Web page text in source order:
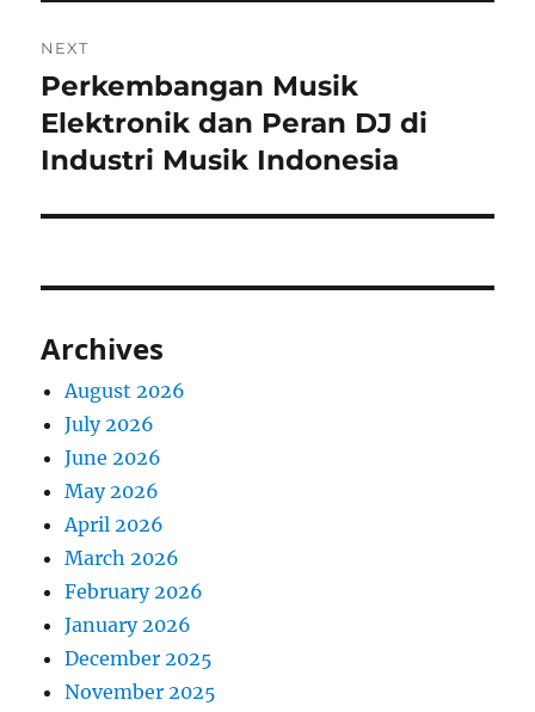
NEXT
Next
post:
Perkembangan Musik
Elektronik dan Peran DJ di
Industri Musik Indonesia
Archives
August 2026
July 2026
June 2026
May 2026
April 2026
March 2026
February 2026
January 2026
December 2025
November 2025